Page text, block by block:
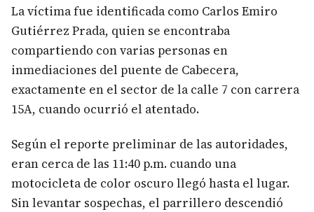
La víctima fue identificada como Carlos Emiro
Gutiérrez Prada, quien se encontraba
compartiendo con varias personas en
inmediaciones del puente de Cabecera,
exactamente en el sector de la calle 7 con carrera
15A, cuando ocurrió el atentado.
Según el reporte preliminar de las autoridades,
eran cerca de las 11:40 p.m. cuando una
motocicleta de color oscuro llegó hasta el lugar.
Sin levantar sospechas, el parrillero descendió